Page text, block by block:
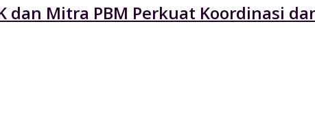
dan Mitra PBM Perkuat Koordinasi